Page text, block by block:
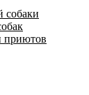
собаки
приютов